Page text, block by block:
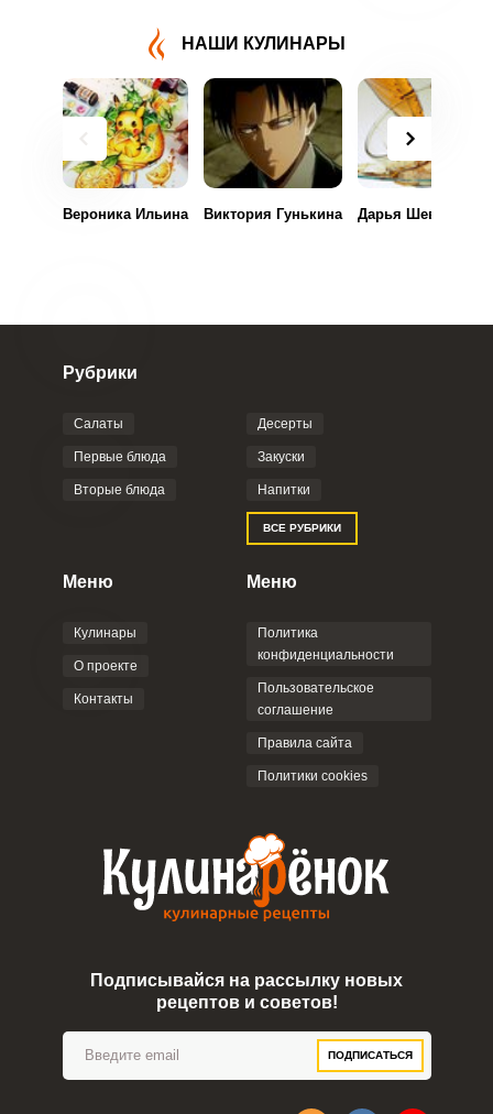
НАШИ КУЛИНАРЫ
Вероника Ильина Виктория Гунькина Дарья Шевченко
Рубрики
Салаты
Первые блюда
Вторые блюда
Десерты
Закуски
Напитки
ВСЕ РУБРИКИ
Меню
Кулинары
О проекте
Контакты
Меню
Политика
конфиденциальности
Пользовательское
соглашение
Правила сайта
Политики cookies
Подписывайся на рассылку новых
рецептов и советов!
ПОДПИСАТЬСЯ